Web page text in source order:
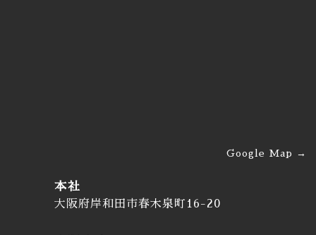
ゃれな内観デザイン５
Google Map
本社
大阪府岸和田市春木泉町16-20